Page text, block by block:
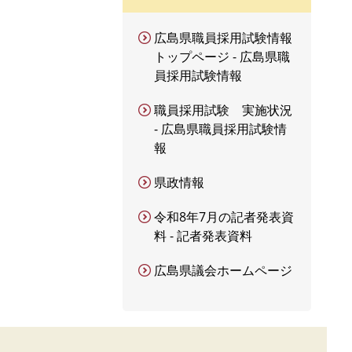
広島県職員採用試験情報
トップページ - 広島県職
員採用試験情報
職員採用試験 実施状況
- 広島県職員採用試験情
報
県政情報
令和8年7月の記者発表資
料 - 記者発表資料
広島県議会ホームページ